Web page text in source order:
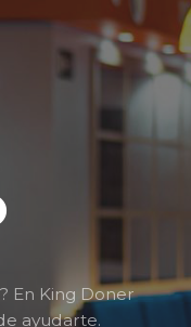
En King Doner
ayudarte.